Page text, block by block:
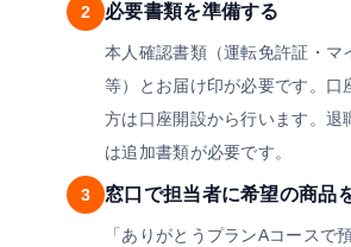
2 必要書類を準備する
本人確認書類（運転免許証・マ
等）とお届け印が必要です。口
方は口座開設から行います。退
は追加書類が必要です。
3 窓口で担当者に希望の商品
「ありがとうプランAコースで